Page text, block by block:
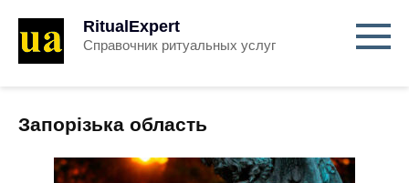
RitualExpert
Справочник ритуальных услуг
Запорізька область